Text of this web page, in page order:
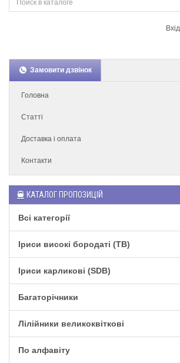
Вхід
Замовити дзвінок
Головна
Статті
Доставка і оплата
Контакти
КАТАЛОГ ПРОПОЗИЦІЙ
Всі категорії
Іриси високі бородаті (TB)
Іриси карликові (SDB)
Багаторічники
Лілійники великоквіткові
По алфавіту